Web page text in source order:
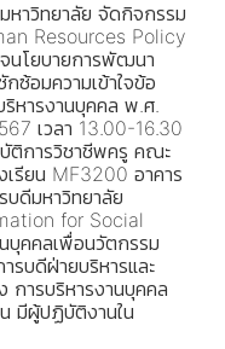
หาวิทยาลัย จัดกิจกรรม
Resources Policy
จนโยบายการพัฒนา
ซ้อมความเข้าใจข้อ
หารงานบุคคล พ.ศ.
เวลา 13.00-16.30
ติการวิชาชีพครู คณะ
เรียน MF3200 อาคาร
บดีมหาวิทยาลัย
for Social
บุคคลเพื่อนวัตกรรม
รบดีฝ่ายบริหารและ
การบริหารงานบุคคล
มีผู้ปฏิบัติงานใน